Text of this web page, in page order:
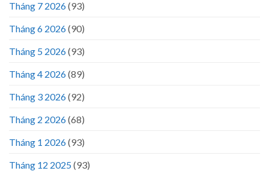
Tháng 7 2026(93)
Tháng 6 2026(90)
Tháng 5 2026(93)
Tháng 4 2026(89)
Tháng 3 2026(92)
Tháng 2 2026(68)
Tháng 1 2026(93)
Tháng 12 2025(93)